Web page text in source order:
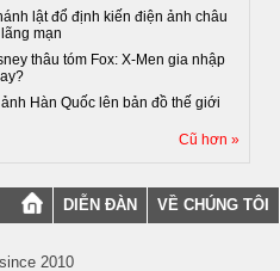
lật đổ định kiến điện ảnh châu
mạn
thâu tóm Fox: X-Men gia nhập
Hàn Quốc lên bản đồ thế giới
Cũ hơn »
DIỄN ĐÀN VỀ CHÚNG TÔI
2010